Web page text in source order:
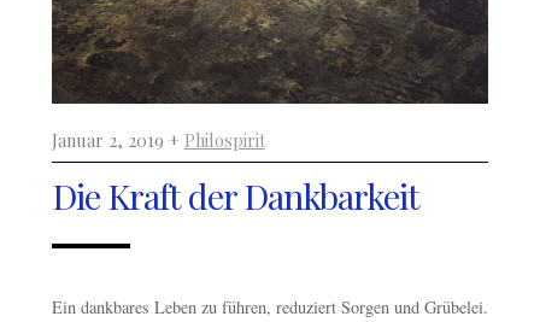
Januar 2, 2019 + Philospirit
Die Kraft der Dankbarkeit
Ein dankbares Leben zu führen, reduziert Sorgen und Grübelei.